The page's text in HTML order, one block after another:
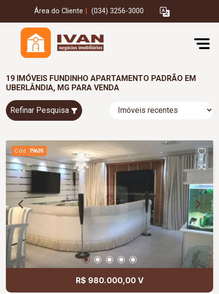
Área do Cliente (034) 3256-3000
19 IMÓVEIS FUNDINHO APARTAMENTO PADRÃO EM
UBERLÂNDIA, MG PARA VENDA
Refinar Pesquisa
Cód. 79635
R$ 980.000,00 V